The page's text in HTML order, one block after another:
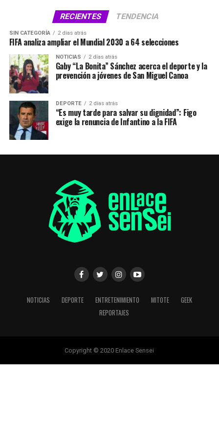
RECIENTES TENDENCIA
SIN CATEGORÍA 2 días atrás
FIFA analiza ampliar el Mundial 2030 a 64 selecciones
NOTICIAS 2 días atrás
Gaby “La Bonita” Sánchez acerca el deporte y la
prevención a jóvenes de San Miguel Canoa
DEPORTE 2 días atrás
“Es muy tarde para salvar su dignidad”: Figo
exige la renuncia de Infantino a la FIFA
NOTICIAS DEPORTE ENTRETENIMIENTO MITOTE
GEEK
REPORTAJES
Copyright © 2020 Enlace Sensei